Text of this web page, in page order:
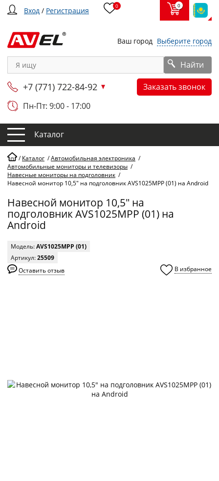
Вход / Регистрация 0 0
Ваш город Выберите город
Найти
+7 (771) 722-84-92
Заказать звонок
Пн-Пт: 9:00 - 17:00
Каталог
/Каталог /Автомобильная электроника /
Автомобильные мониторы и телевизоры /
Навесные мониторы на подголовник /
Навесной монитор 10,5" на подголовник AVS1025MPP (01) на Android
Навесной монитор 10,5" на
подголовник AVS1025MPP (01) на
Android
Модель:AVS1025MPP (01)
Артикул:25509
Оставить отзыв
0 В избранное